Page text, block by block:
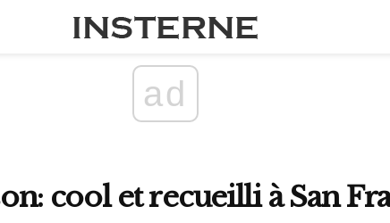
ad
cool et recueilli à San